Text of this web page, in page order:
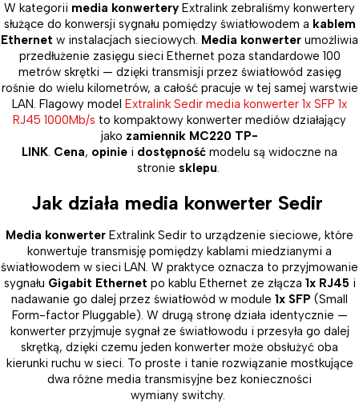
W kategorii media konwertery Extralink zebraliśmy konwertery
służące do konwersji sygnału pomiędzy światłowodem a kablem
Ethernet w instalacjach sieciowych. Media konwerter umożliwia
przedłużenie zasięgu sieci Ethernet poza standardowe 100
metrów skrętki — dzięki transmisji przez światłowód zasięg
rośnie do wielu kilometrów, a całość pracuje w tej samej warstwie
LAN. Flagowy model Extralink Sedir media konwerter 1x SFP 1x
RJ45 1000Mb/s to kompaktowy konwerter mediów działający
jako zamiennik MC220 TP-
LINK. Cena, opinie i dostępność modelu są widoczne na
stronie sklepu.
Jak działa media konwerter Sedir
Media konwerter Extralink Sedir to urządzenie sieciowe, które
konwertuje transmisję pomiędzy kablami miedzianymi a
światłowodem w sieci LAN. W praktyce oznacza to przyjmowanie
sygnału Gigabit Ethernet po kablu Ethernet ze złącza 1x RJ45 i
nadawanie go dalej przez światłowód w module 1x SFP (Small
Form-factor Pluggable). W drugą stronę działa identycznie —
konwerter przyjmuje sygnał ze światłowodu i przesyła go dalej
skrętką, dzięki czemu jeden konwerter może obsłużyć oba
kierunki ruchu w sieci. To proste i tanie rozwiązanie mostkujące
dwa różne media transmisyjne bez konieczności
wymiany switchy.